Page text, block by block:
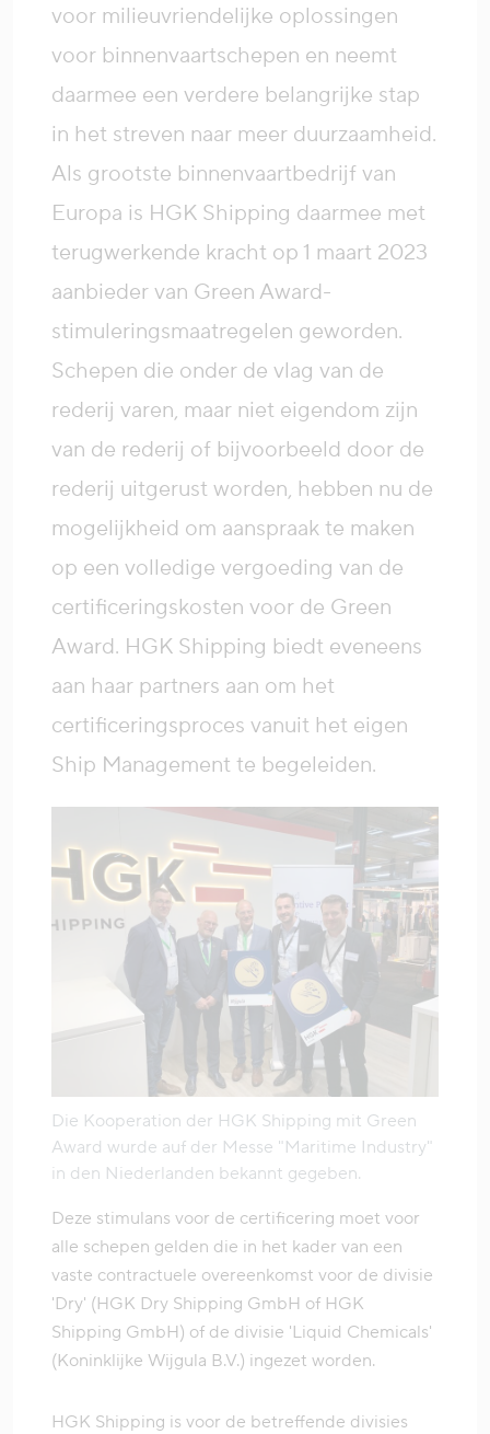
voor milieuvriendelijke oplossingen
voor binnenvaartschepen en neemt
daarmee een verdere belangrijke stap
in het streven naar meer duurzaamheid.
Als grootste binnenvaartbedrijf van
Europa is HGK Shipping daarmee met
terugwerkende kracht op 1 maart 2023
aanbieder van Green Award-
stimuleringsmaatregelen geworden.
Schepen die onder de vlag van de
rederij varen, maar niet eigendom zijn
van de rederij of bijvoorbeeld door de
rederij uitgerust worden, hebben nu de
mogelijkheid om aanspraak te maken
op een volledige vergoeding van de
certificeringskosten voor de Green
Award. HGK Shipping biedt eveneens
aan haar partners aan om het
certificeringsproces vanuit het eigen
Ship Management te begeleiden.
Die Kooperation der HGK Shipping mit Green
Award wurde auf der Messe "Maritime Industry"
in den Niederlanden bekannt gegeben.
Deze stimulans voor de certificering moet voor
alle schepen gelden die in het kader van een
vaste contractuele overeenkomst voor de divisie
'Dry' (HGK Dry Shipping GmbH of HGK
Shipping GmbH) of de divisie 'Liquid Chemicals'
(Koninklijke Wijgula B.V.) ingezet worden.
HGK Shipping is voor de betreffende divisies